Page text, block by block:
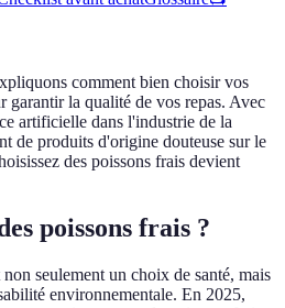
comment bien choisir vos
garantir la qualité de vos repas. Avec
artificielle dans l'industrie de la
de produits d'origine douteuse sur le
des poissons frais devient
poissons frais ?
seulement un choix de santé, mais
environnementale. En 2025,